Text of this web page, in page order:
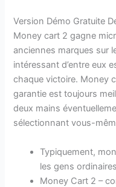
Version Démo Gratuite
Money cart 2 gagne
anciennes marques sur
intéressant d’entre eux
chaque victoire. Money
garantie est toujours
deux mains
sélectionnant vous-
Typiquement,
les gens
Money Cart 2 –